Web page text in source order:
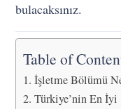
bulacaksınız.
Table of
İşletme Bölümü
Türkiye’nin En